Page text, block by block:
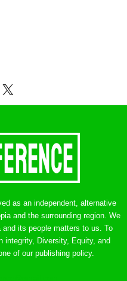
X
as an independent, alternative
and the surrounding region. We
its people matters to us. To
integrity, Diversity, Equity, and
of our publishing policy.